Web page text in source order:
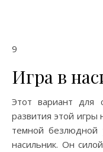
9
Игра в
Этот вариант для
развития этой
темной безлюдной
насильник. Он